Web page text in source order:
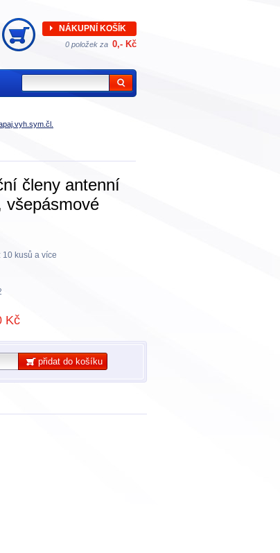
členy antenní
všepásmové
10 kusů a více
Kč
přidat do košíku
NÁKUPNÍ KOŠÍK
0 položek za 0,- Kč